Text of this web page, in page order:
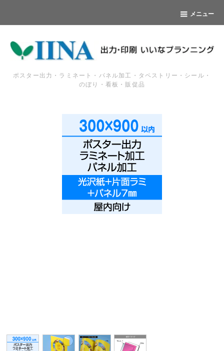
メニュー
ポスター出力・ラミネート・パネル加工・タペストリー・シール・
のぼり・看板・販促品